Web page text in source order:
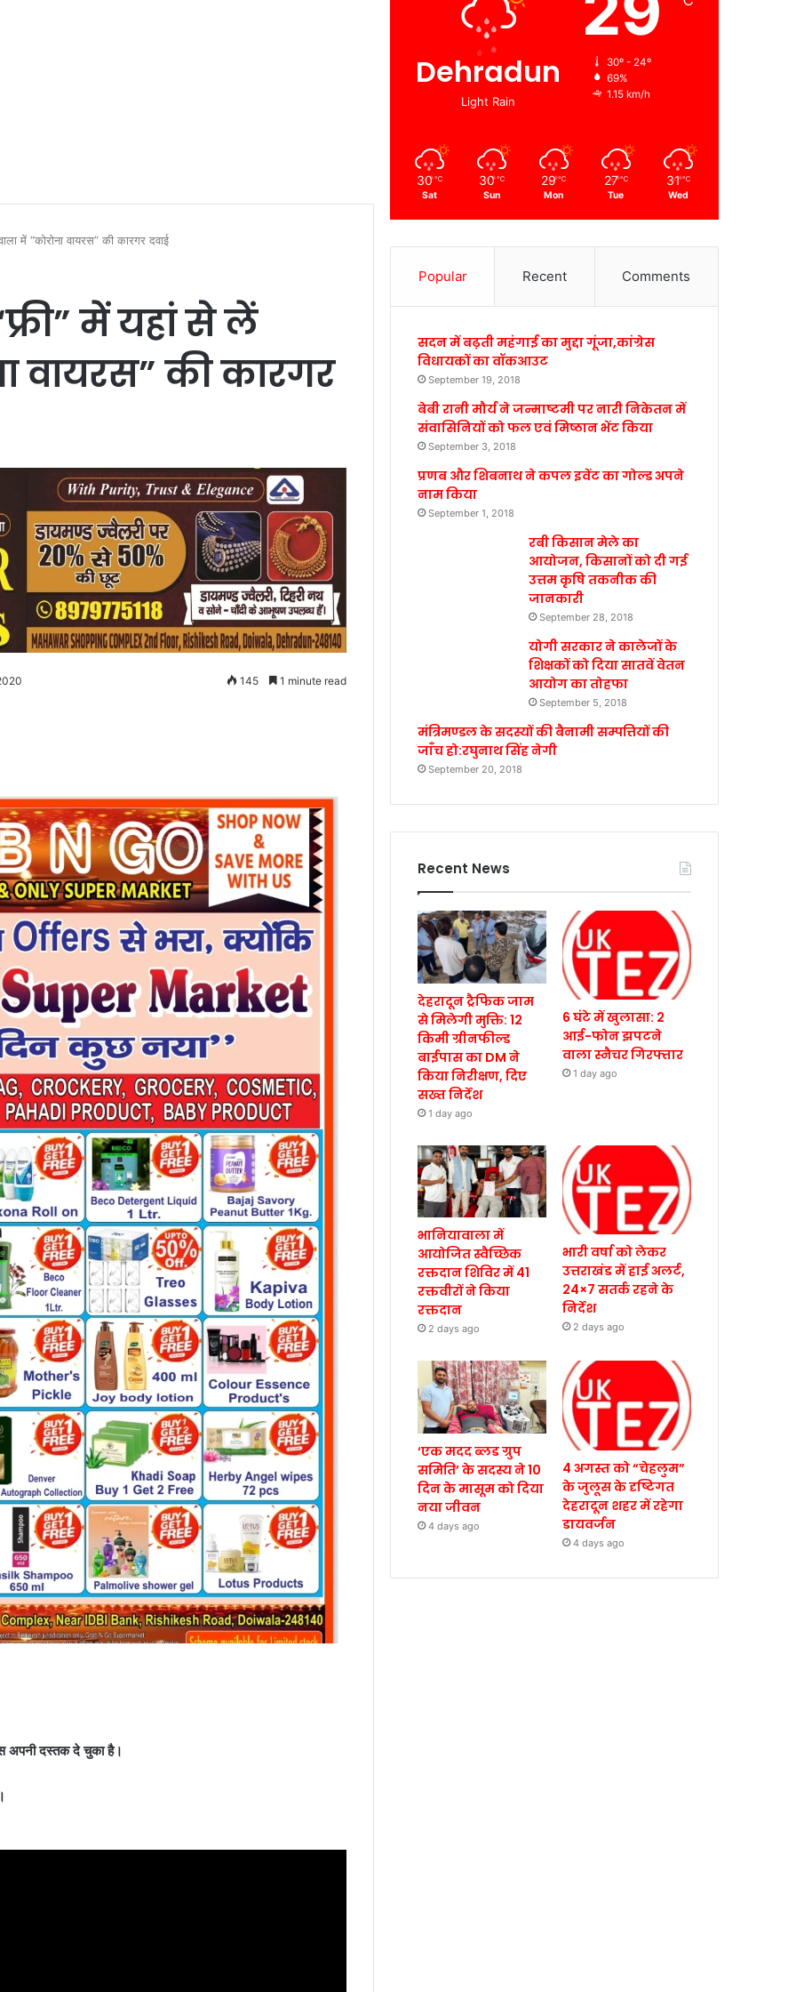
में “कोरोना वायरस” की कारगर दवाई
में यहां से लें
वायरस” की कारगर
145 1 minute read
अपनी दस्तक दे चुका है।
Dehradun
Light Rain
30º - 24º
69%
1.15 km/h
30 ℃
Sat
30 ℃
Sun
29 ℃
Mon
27 ℃
Tue
31 ℃
Wed
Popular Recent Comments
सदन में बढ़ती महंगाई का मुद्दा गूंजा,कांग्रेस
विधायकों का वॉकआउट
September 19, 2018
बेबी रानी मौर्य ने जन्माष्टमी पर नारी निकेतन में
संवासिनियों को फल एवं मिष्ठान भेंट किया
September 3, 2018
प्रणब और शिबनाथ ने कपल इवेंट का गोल्ड अपने
नाम किया
September 1, 2018
रबी किसान मेले का
आयोजन, किसानों को दी गई
उत्तम कृषि तकनीक की
जानकारी
September 28, 2018
योगी सरकार ने कालेजों के
शिक्षकों को दिया सातवें वेतन
आयोग का तोहफा
September 5, 2018
मंत्रिमण्डल के सदस्यों की बैनामी सम्पत्तियों की
जाँच हो:रघुनाथ सिंह नेगी
September 20, 2018
Recent News
देहरादून ट्रैफिक जाम
से मिलेगी मुक्ति: 12
किमी ग्रीनफील्ड
बाईपास का DM ने
किया निरीक्षण, दिए
सख्त निर्देश
1 day ago
6 घंटे में खुलासा: 2
आई-फोन झपटने
वाला स्नैचर गिरफ्तार
1 day ago
भानियावाला में
आयोजित स्वैच्छिक
रक्तदान शिविर में 41
रक्तवीरों ने किया
रक्तदान
2 days ago
भारी वर्षा को लेकर
उत्तराखंड में हाई अलर्ट,
24×7 सतर्क रहने के
निर्देश
2 days ago
‘एक मदद ब्लड ग्रुप
समिति’ के सदस्य ने 10
दिन के मासूम को दिया
नया जीवन
4 days ago
4 अगस्त को “चेहलुम”
के जुलूस के दृष्टिगत
देहरादून शहर में रहेगा
डायवर्जन
4 days ago